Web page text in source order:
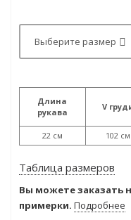
Выберите размер
Длина
рукава
22 см
V
102 см
Таблица размеров
Вы можете заказать
примерки. Подробнее